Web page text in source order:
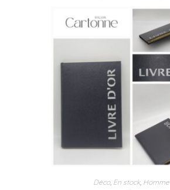
Déco, En stock, Homme